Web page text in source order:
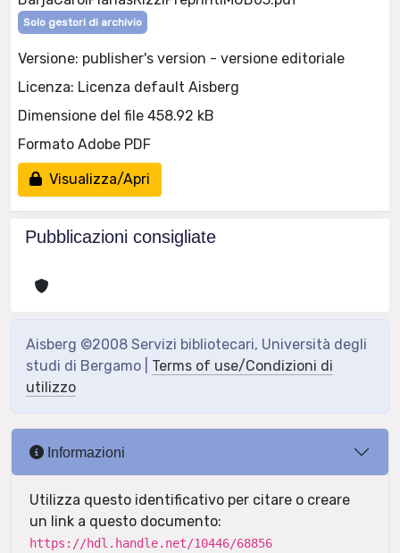
Solo gestori di archivio
Versione: publisher's version - versione editoriale
Licenza: Licenza default Aisberg
Dimensione del file 458.92 kB
Formato Adobe PDF
Visualizza/Apri
Pubblicazioni consigliate
Aisberg ©2008 Servizi bibliotecari, Università degli
studi di Bergamo | Terms of use/Condizioni di
utilizzo
Informazioni
Utilizza questo identificativo per citare o creare
un link a questo documento:
https://hdl.handle.net/10446/68856